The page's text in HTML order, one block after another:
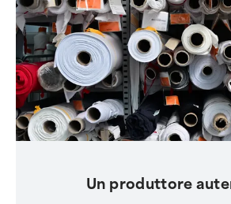
Un produttore